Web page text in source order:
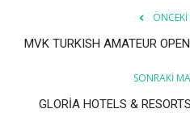
MVK TURKISH AMATEUR
SONRAKI
GLORİA HOTELS &